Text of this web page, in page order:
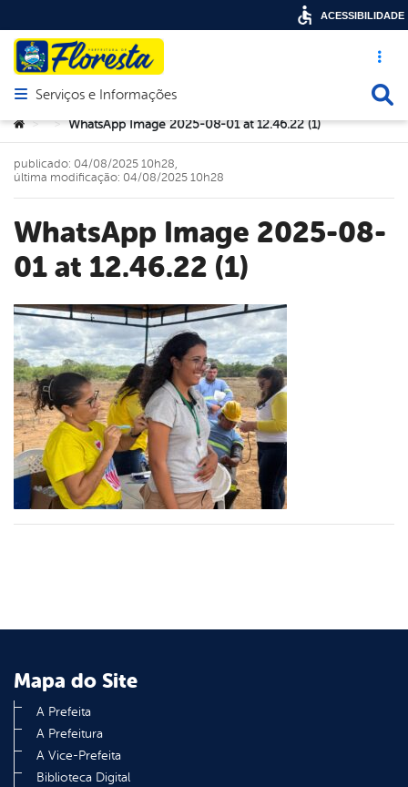
Acesso
Abrir menu principal de navegação
Serviços e Informações
Você está aqui:
> > WhatsApp Image 2025-08-01 at 12.46.22 (1)
WhatsApp Image 2025-08-
01 at 12.46.22 (1)
publicado: 04/08/2025 10h28,
última modificação: 04/08/2025 10h28
Mapa do Site
A Prefeita
A Prefeitura
A Vice-Prefeita
Biblioteca Digital
ACESSIBILIDADE